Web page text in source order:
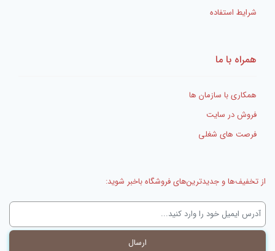
شرایط استفاده
همراه با ما
همکاری با سازمان ها
فروش در سایت
فرصت های شغلی
از تخفیف‌ها و جدیدترین‌های فروشگاه باخبر شوید: